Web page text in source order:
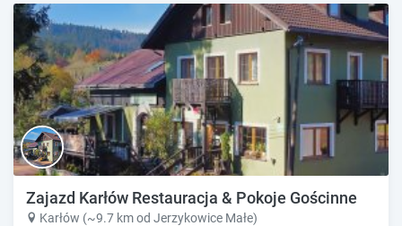
Zajazd Karłów Restauracja & Pokoje Gościnne
Karłów (~9.7 km od Jerzykowice Małe)